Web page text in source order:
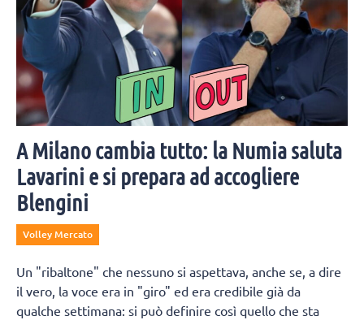
A Milano cambia tutto: la Numia saluta
Lavarini e si prepara ad accogliere
Blengini
Volley Mercato
Un "ribaltone" che nessuno si aspettava, anche se, a dire
il vero, la voce era in "giro" ed era credibile già da
qualche settimana: si può definire così quello che sta